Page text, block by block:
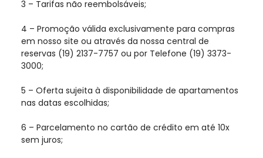
3 – Tarifas não reembolsáveis;
4 – Promoção válida exclusivamente para compras
em nosso site ou através da nossa central de
reservas (19) 2137-7757 ou por Telefone (19) 3373-
3000;
5 – Oferta sujeita à disponibilidade de apartamentos
nas datas escolhidas;
6 – Parcelamento no cartão de crédito em até 10x
sem juros;